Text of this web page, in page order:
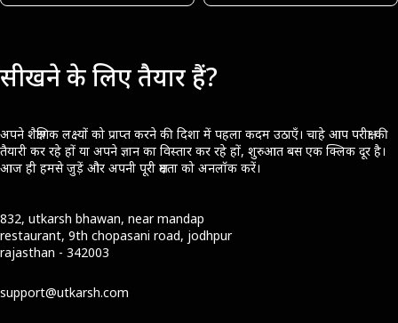
सीखने के लिए तैयार हैं?
अपने शैक्षणिक लक्ष्यों को प्राप्त करने की दिशा में पहला कदम उठाएँ। चाहे आप परीक्षा की
तैयारी कर रहे हों या अपने ज्ञान का विस्तार कर रहे हों, शुरुआत बस एक क्लिक दूर है।
आज ही हमसे जुड़ें और अपनी पूरी क्षमता को अनलॉक करें।
832, utkarsh bhawan, near mandap
restaurant, 9th chopasani road, jodhpur
rajasthan - 342003
support@utkarsh.com